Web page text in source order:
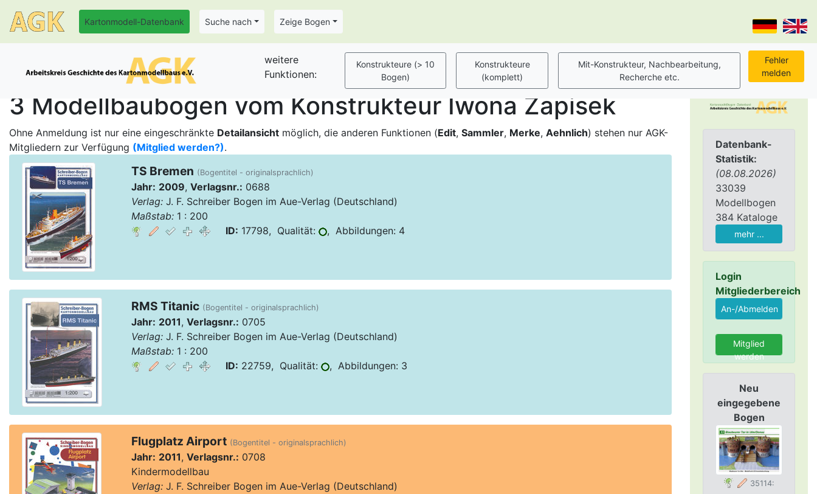
Kartonmodell-Datenbank Suche nach Zeige Bogen
Datenbank-
Statistik:
(08.08.2026)
33039
Modellbogen
384 Kataloge
mehr ...
Login
Mitgliederbereich
Mitglied
werden
Neu
eingegebene
Bogen
35114:
weitere
Funktionen:
3 Modellbaubogen vom Konstrukteur Iwona Zapisek
Ohne Anmeldung ist nur eine eingeschränkte Detailansicht möglich, die anderen Funktionen (Edit, Sammler, Merke, Aehnlich) stehen nur AGK-
Mitgliedern zur Verfügung (Mitglied werden?).
TS Bremen (Bogentitel - originalsprachlich)
Jahr: 2009, Verlagsnr.: 0688
Verlag:J. F. Schreiber Bogen im Aue-Verlag (Deutschland)
Maßstab:1 : 200
ID: 17798, Qualität: , Abbildungen: 4
RMS Titanic (Bogentitel - originalsprachlich)
Jahr: 2011, Verlagsnr.: 0705
Verlag:J. F. Schreiber Bogen im Aue-Verlag (Deutschland)
Maßstab:1 : 200
ID: 22759, Qualität: , Abbildungen: 3
Flugplatz Airport (Bogentitel - originalsprachlich)
Jahr: 2011, Verlagsnr.: 0708
Kindermodellbau
Verlag:J. F. Schreiber Bogen im Aue-Verlag (Deutschland)